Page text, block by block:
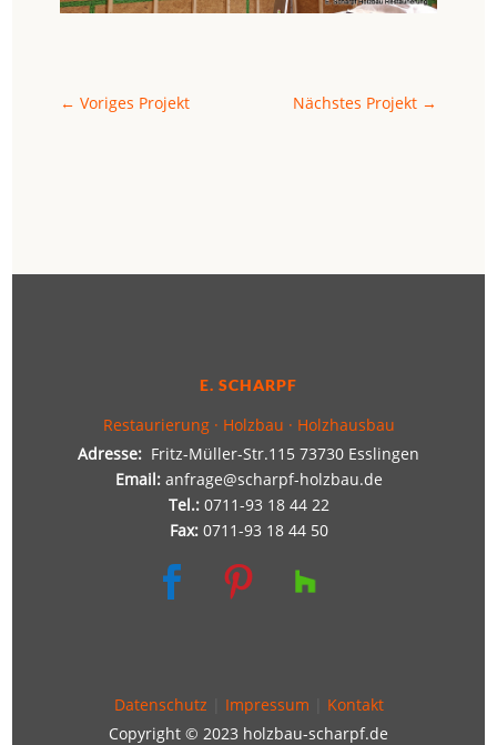
← Voriges Projekt Nächstes Projekt →
E. SCHARPF
Restaurierung · Holzbau · Holzhausbau
Adresse: Fritz-Müller-Str.115 73730 Esslingen
Email:anfrage@scharpf-holzbau.de
Tel.:0711-93 18 44 22
Fax:0711-93 18 44 50
 
Datenschutz Impressum
Kontakt
Copyright © 2023 holzbau-scharpf.de